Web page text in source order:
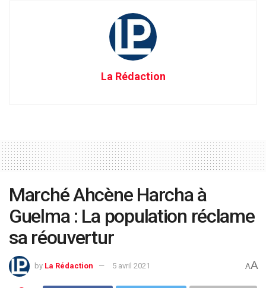
La Rédaction
Marché Ahcène Harcha à
Guelma : La population réclame
sa réouvertur
by La Rédaction 5 avril 2021 AA